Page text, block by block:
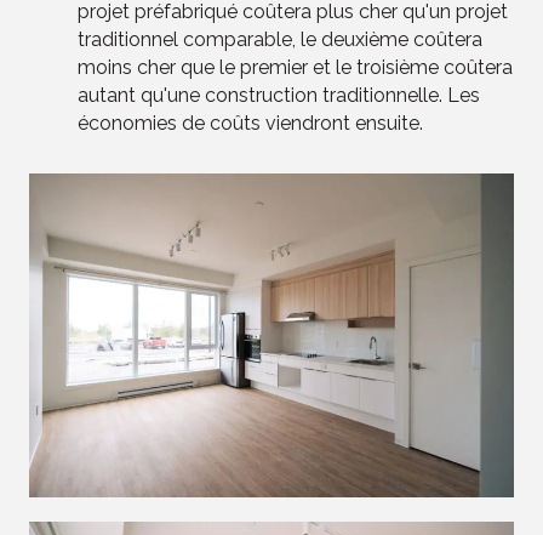
projet préfabriqué coûtera plus cher qu'un projet
traditionnel comparable, le deuxième coûtera
moins cher que le premier et le troisième coûtera
autant qu'une construction traditionnelle. Les
économies de coûts viendront ensuite.